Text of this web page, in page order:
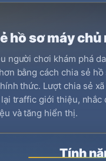
hồ sơ máy chủ
người chơi khám phá
bằng cách chia sẻ hồ
thức. Lượt chia sẻ
traffic giới thiệu, nhắc
và tăng hiển thị.
Tính